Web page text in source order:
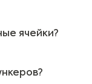
ячейки?